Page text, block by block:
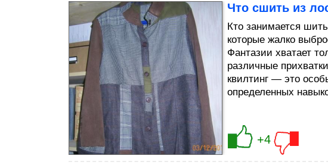
Что сшить из
Кто занимается
которые жалко
Фантазии хватает
различные
квилтинг — это
определенных
+4